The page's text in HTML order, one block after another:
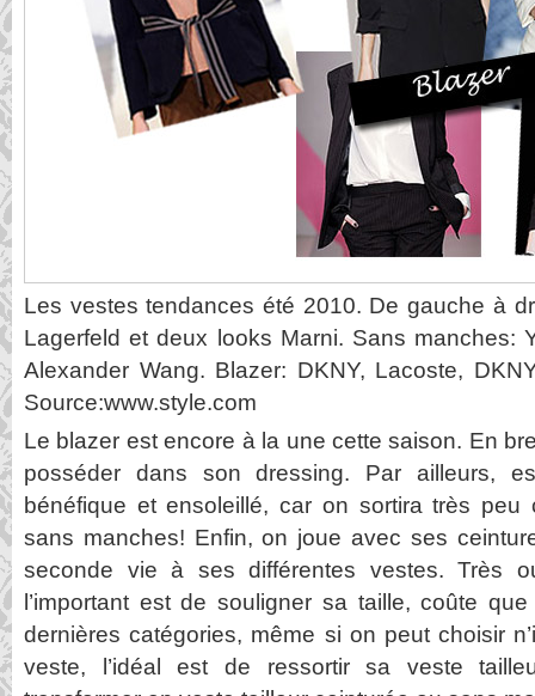
Les vestes tendances été 2010. De gauche à
Lagerfeld et deux looks Marni. Sans manches:
Alexander Wang. Blazer: DKNY, Lacoste,
Source:www.style.com
Le blazer est encore à la une cette saison. En
posséder dans son dressing. Par ailleurs,
bénéfique et ensoleillé, car on sortira très
sans manches! Enfin, on joue avec ses
seconde vie à ses différentes vestes. Très
l’important est de souligner sa taille, coûte
dernières catégories, même si on peut choisir
veste, l’idéal est de ressortir sa veste